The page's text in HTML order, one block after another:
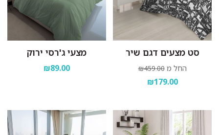
סט מצעים דגם שיר
החל מ ₪459.00
₪179.00
מצעי ג'רסי ירוק
₪89.00